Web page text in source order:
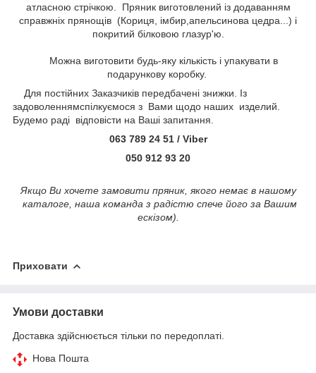
атласною стрічкою. Пряник виготовлений із додаванням
справжніх прянощів (Кориця, імбир,апельсинова цедра...) і
покритий білковою глазур'ю.
Можна виготовити будь-яку кількість і упакувати в
подарункову коробку.
Для постійних Заказчиків передбачені знижки. Із
задоволеннямспілкуємося з Вами щодо наших изделий.
Будемо раді відповісти на Ваші запитання.
063 789 24 51 / Viber
050 912 93 20
Якщо Ви хочете замовити пряник, якого немає в нашому
каталоге, наша команда з радістю спече його за Вашим
ескізом).
Приховати
Умови доставки
Доставка здійснюється тільки по передоплаті.
Нова Пошта